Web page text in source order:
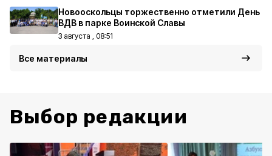
Новооскольцы торжественно отметили День
ВДВ в парке Воинской Славы
3 августа , 08:51
Все материалы
Выбор редакции